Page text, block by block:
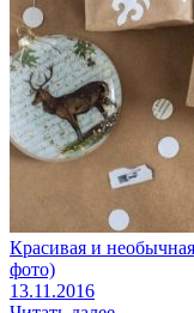
Красивая и
фото)
13.11.2016